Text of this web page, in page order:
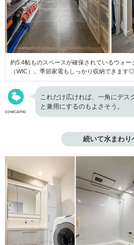
約5.4帖ものスペースが確保されているウォー
（WIC）。季節家電もしっかり収納できます◎
cowcamo
これだけ広ければ、一角にデス
と兼用にするのもよさそう。
続いて水まわり